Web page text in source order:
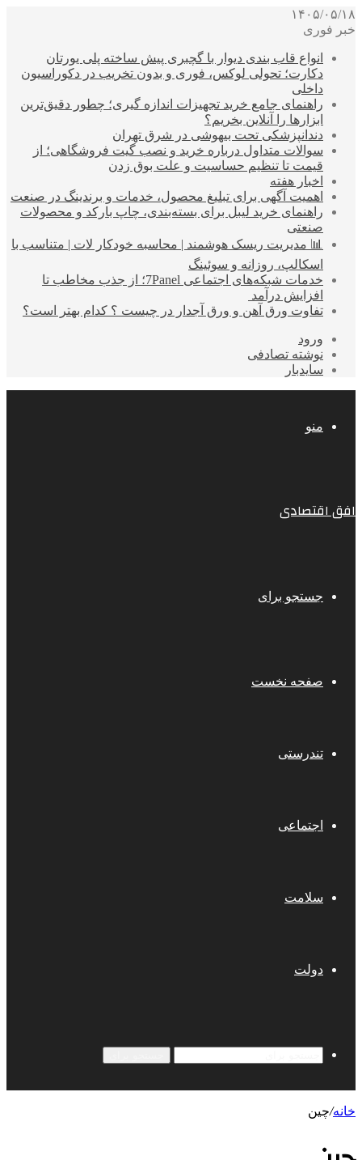
۱۴۰۵/۰۵/۱۸
خبر فوری
انواع قاب بندی دیوار با گچبری پیش ساخته پلی یورتان
دکارت؛ تحولی لوکس، فوری و بدون تخریب در دکوراسیون
داخلی
راهنمای جامع خرید تجهیزات اندازه گیری؛ چطور دقیق‌ترین
ابزارها را آنلاین بخریم؟
دندانپزشکی تحت بیهوشی در شرق تهران
سوالات متداول درباره خرید و نصب گیت فروشگاهی؛ از
قیمت تا تنظیم حساسیت و علت بوق زدن
اخبار هفته
اهمیت آگهی برای تبلیغ محصول، خدمات و برندینگ در صنعت
راهنمای خرید لیبل برای بسته‌بندی، چاپ بارکد و محصولات
صنعتی
📊 مدیریت ریسک هوشمند | محاسبه خودکار لات | متناسب با
اسکالپ، روزانه و سوئینگ
خدمات شبکه‌های اجتماعی 7Panel؛ از جذب مخاطب تا
افزایش درآمد
تفاوت ورق آهن و ورق آجدار در چیست ؟ کدام بهتر است؟
ورود
نوشته تصادفی
سایدبار
منو
افق اقتصادی
جستجو برای
صفحه نخست
تندرستی
اجتماعی
سلامت
دولت
خانه/چین